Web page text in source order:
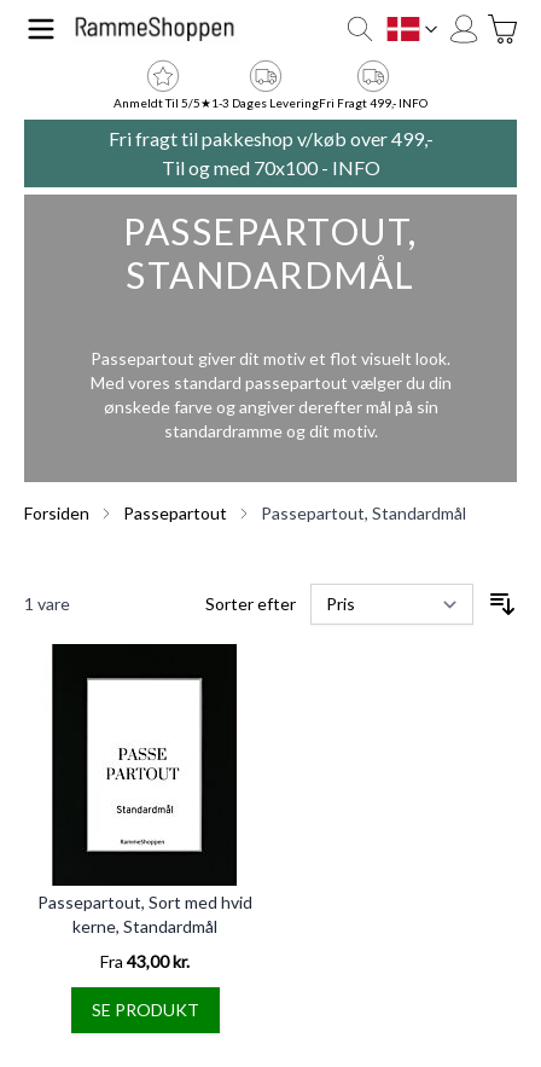
Skip to Content
DK
Anmeldt Til 5/5★1-3 Dages LeveringFri Fragt 499,- INFO
Fri fragt til pakkeshop v/køb over 499,-
Til og med 70x100 - INFO
PASSEPARTOUT,
STANDARDMÅL
Passepartout giver dit motiv et flot visuelt look.
Med vores standard passepartout vælger du din
ønskede farve og angiver derefter mål på sin
standardramme og dit motiv.
Forsiden Passepartout Passepartout, Standardmål
1 vare Sorter efter
Passepartout, Sort med hvid
kerne, Standardmål
Fra 43,00 kr.
SE PRODUKT